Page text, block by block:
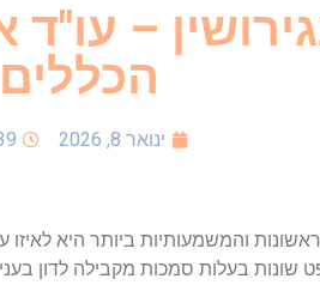
–
הכללים
ינואר 8, 2026
והמשמעותיות ביותר היא
בעלות סמכות מקבילה לדון